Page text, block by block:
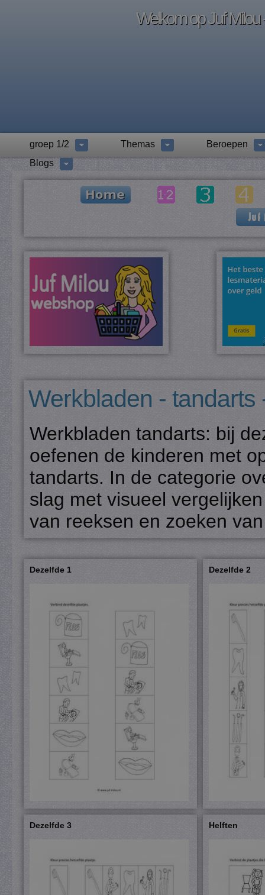
Welkom op Juf Milou
groep 1/2 Themas
Beroepen
Blogs
Werkbladen - tandarts
Werkbladen tandarts: bij
oefenen de kinderen met
tandarts. In de categorie
slag met visueel
van reeksen en zoeken
Dezelfde 1 Dezelfde 2
Dezelfde 3 Helften